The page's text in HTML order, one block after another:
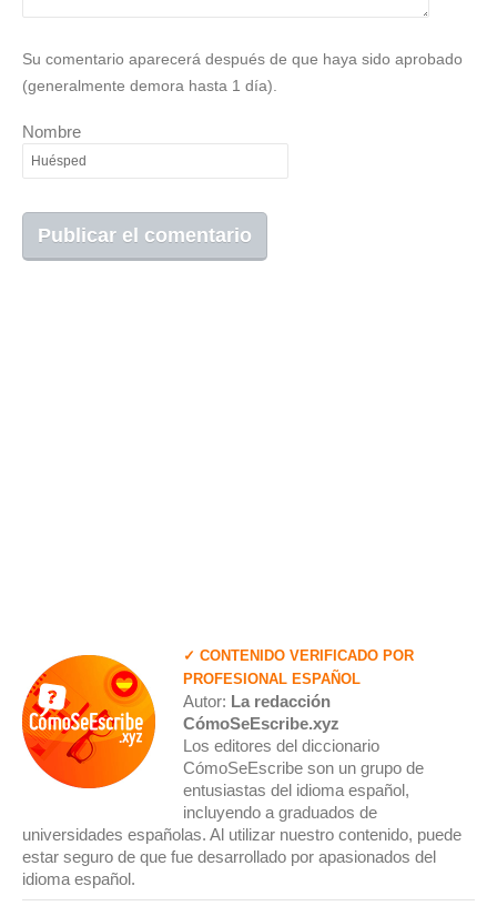
Su comentario aparecerá después de que haya sido aprobado
(generalmente demora hasta 1 día).
Nombre
✓ CONTENIDO VERIFICADO POR
PROFESIONAL ESPAÑOL
Autor: La redacción
CómoSeEscribe.xyz
Los editores del diccionario
CómoSeEscribe son un grupo de
entusiastas del idioma español,
incluyendo a graduados de
universidades españolas. Al utilizar nuestro contenido, puede
estar seguro de que fue desarrollado por apasionados del
idioma español.